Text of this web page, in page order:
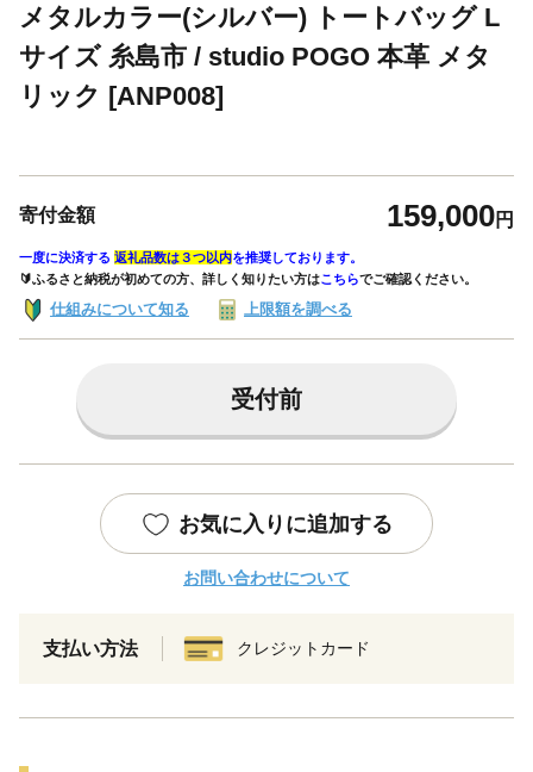
メタルカラー(シルバー) トートバッグ L
サイズ 糸島市 / studio POGO 本革 メタ
リック [ANP008]
寄付金額 159,000円
一度に決済する 返礼品数は３つ以内を推奨しております。
🔰ふるさと納税が初めての方、詳しく知りたい方はこちらでご確認ください。
仕組みについて知る 上限額を調べる
受付前
お気に入りに追加する
お問い合わせについて
支払い方法 クレジットカード